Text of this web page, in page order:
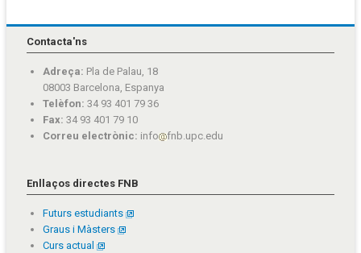
Contacta'ns
Adreça: Pla de Palau, 18
08003 Barcelona, Espanya
Telèfon: 34 93 401 79 36
Fax: 34 93 401 79 10
Correu electrònic: info fnb.upc.edu
Enllaços directes FNB
Futurs estudiants
Graus i Màsters
Curs actual